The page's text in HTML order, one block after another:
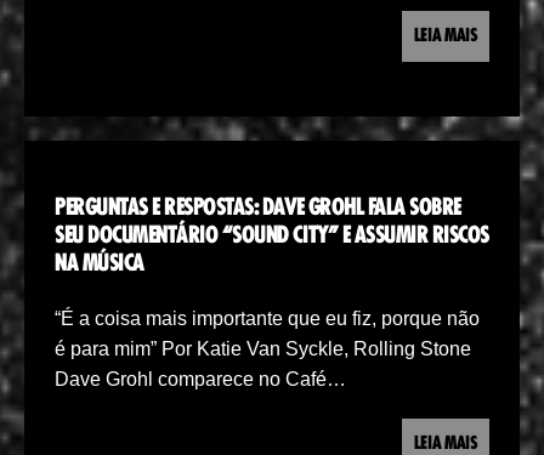
LEIA MAIS
PERGUNTAS E RESPOSTAS: DAVE GROHL FALA SOBRE
SEU DOCUMENTÁRIO “SOUND CITY” E ASSUMIR RISCOS
NA MÚSICA
“É a coisa mais importante que eu fiz, porque não
é para mim” Por Katie Van Syckle, Rolling Stone
Dave Grohl comparece no Café…
LEIA MAIS